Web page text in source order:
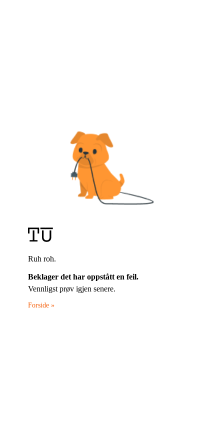
Ruh roh.
Beklager det har oppstått en feil.
Vennligst prøv igjen senere.
Forside »